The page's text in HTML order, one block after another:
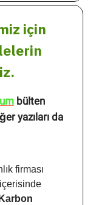
için
bülten
yazıları da
firması
Karbon